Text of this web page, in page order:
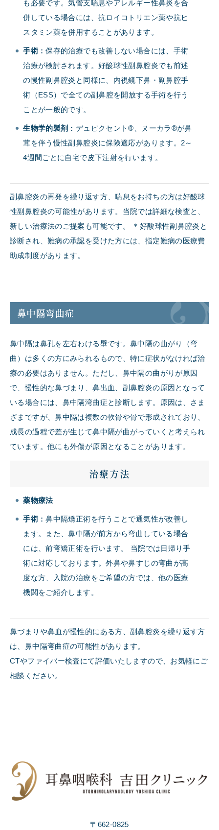
も必要です。気管支喘息やアレルギー性鼻炎を合
併している場合には、抗ロイコトリエン薬や抗ヒ
スタミン薬を併用することがあります。
手術 : 保存的治療でも改善しない場合には、手術
治療が検討されます。好酸球性副鼻腔炎でも前述
の慢性副鼻腔炎と同様に、内視鏡下鼻・副鼻腔手
術（ESS）で全ての副鼻腔を開放する手術を行う
ことが一般的です。
生物学的製剤 : デュピクセント®、ヌーカラ®が鼻
茸を伴う慢性副鼻腔炎に保険適応があります。2～
4週間ごとに自宅で皮下注射を行います。
副鼻腔炎の再発を繰り返す方、喘息をお持ちの方は好酸球
性副鼻腔炎の可能性があります。当院では詳細な検査と、
新しい治療法のご提案も可能です。 ＊好酸球性副鼻腔炎と
診断され、難病の承認を受けた方には、指定難病の医療費
助成制度があります。
鼻中隔弯曲症
鼻中隔は鼻孔を左右わける壁です。鼻中隔の曲がり（弯
曲）は多くの方にみられるもので、特に症状がなければ治
療の必要はありません。ただし、鼻中隔の曲がりが原因
で、慢性的な鼻づまり、鼻出血、副鼻腔炎の原因となって
いる場合には、鼻中隔湾曲症と診断します。原因は、さま
ざまですが、鼻中隔は複数の軟骨や骨で形成されており、
成長の過程で差が生じて鼻中隔が曲がっていくと考えられ
ています。他にも外傷が原因となることがあります。
治療方法
薬物療法
手術 : 鼻中隔矯正術を行うことで通気性が改善し
ます。また、鼻中隔が前方から弯曲している場合
には、前弯矯正術を行います。 当院では日帰り手
術に対応しております。外鼻や鼻すじの弯曲が高
度な方、入院の治療をご希望の方では、他の医療
機関をご紹介します。
鼻づまりや鼻血が慢性的にある方、副鼻腔炎を繰り返す方
は、鼻中隔弯曲症の可能性があります。
CTやファイバー検査にて評価いたしますので、お気軽にご
相談ください。
〒662-0825